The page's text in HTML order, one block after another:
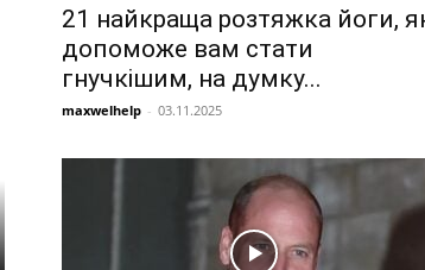
21 найкраща розтяжка йоги,
допоможе вам стати
гнучкішим, на думку...
maxwelhelp - 03.11.2025